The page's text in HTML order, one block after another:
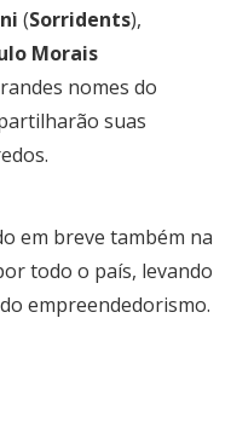
(Sorridents),
Morais
nomes do
suas
em breve também na
todo o país, levando
empreendedorismo.